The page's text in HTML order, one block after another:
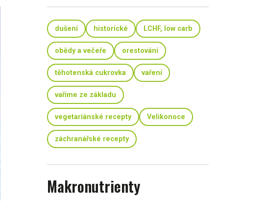
dušení historické LCHF, low carb
obědy a večeře orestování
těhotenská cukrovka vaření
vaříme ze základu
vegetariánské recepty Velikonoce
záchranářské recepty
Makronutrienty